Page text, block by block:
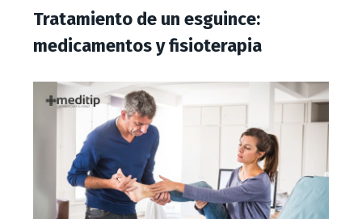
Tratamiento de un esguince:
medicamentos y fisioterapia